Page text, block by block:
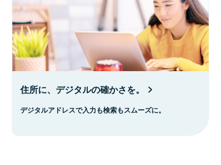
住所に、デジタルの確かさを。
デジタルアドレスで入力も検索もスムーズに。